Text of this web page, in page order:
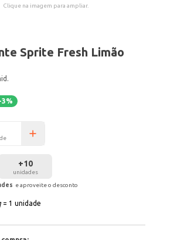
Clique na imagem para ampliar.
Sprite Fresh Limão
-3%
+10
unidades
s e aproveite o desconto
= 1 unidade